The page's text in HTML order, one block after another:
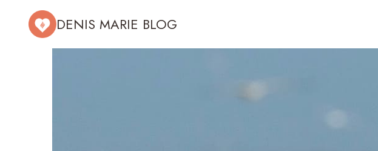
contenu
DENIS MARIE BLOG